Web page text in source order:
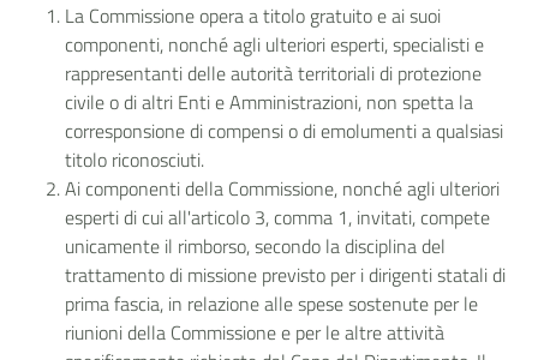
La Commissione opera a titolo gratuito e ai suoi
componenti, nonché agli ulteriori esperti, specialisti e
rappresentanti delle autorità territoriali di protezione
civile o di altri Enti e Amministrazioni, non spetta la
corresponsione di compensi o di emolumenti a qualsiasi
titolo riconosciuti.
Ai componenti della Commissione, nonché agli ulteriori
esperti di cui all'articolo 3, comma 1, invitati, compete
unicamente il rimborso, secondo la disciplina del
trattamento di missione previsto per i dirigenti statali di
prima fascia, in relazione alle spese sostenute per le
riunioni della Commissione e per le altre attività